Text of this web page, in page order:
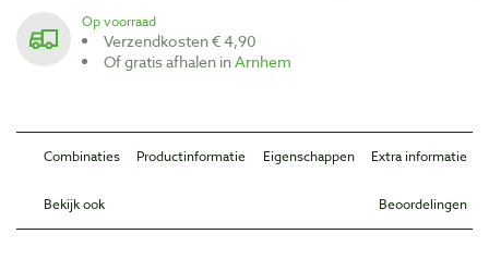
Op voorraad
Verzendkosten € 4,90
Of gratis afhalen inArnhem
Combinaties Productinformatie Eigenschappen Extra informatie
Bekijk ook Beoordelingen